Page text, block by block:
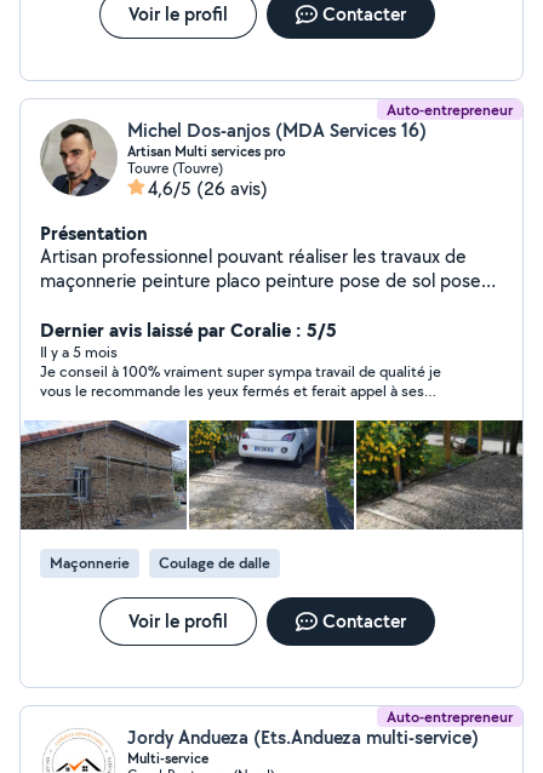
Voir le profil Contacter
Auto-entrepreneur
Michel Dos-anjos (MDA Services 16)
Artisan Multi services pro
Touvre (Touvre)
4,6/5 (26 avis)
Présentation
Artisan professionnel pouvant réaliser les travaux de
maçonnerie peinture placo peinture pose de sol pose
N'hésitez pas Contactez moi directement MDA services
16
Dernier avis laissé par Coralie : 5/5
Il y a 5 mois
Je conseil à 100% vraiment super sympa travail de qualité je
vous le recommande les yeux fermés et ferait appel à ses
Maçonnerie Coulage de dalle
Voir le profil Contacter
Auto-entrepreneur
Jordy Andueza (Ets.Andueza multi-service)
Multi-service